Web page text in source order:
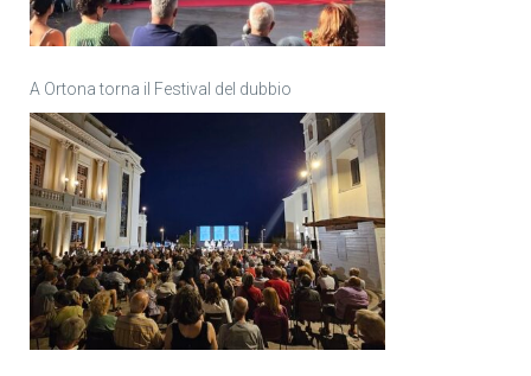
A Ortona torna il Festival del dubbio